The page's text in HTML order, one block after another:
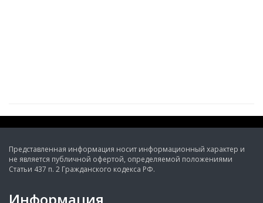
Представленная информация носит информационный характер и
не является публичной офертой, определяемой положениями
Статьи 437 п. 2 Гражданского кодекса РФ.
Информация